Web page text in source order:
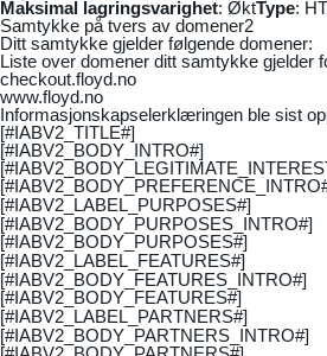
Maksimal lagringsvarighet: ØktType:
Samtykke på tvers av domener2
Ditt samtykke gjelder følgende domener:
Liste over domener ditt samtykke gjelder
checkout.floyd.no
www.floyd.no
Informasjonskapselerklæringen ble sist
[#IABV2_TITLE#]
[#IABV2_BODY_INTRO#]
[#IABV2_LABEL_PURPOSES#]
[#IABV2_BODY_PURPOSES_INTRO#]
[#IABV2_BODY_PURPOSES#]
[#IABV2_LABEL_FEATURES#]
[#IABV2_BODY_FEATURES_INTRO#]
[#IABV2_BODY_FEATURES#]
[#IABV2_LABEL_PARTNERS#]
[#IABV2_BODY_PARTNERS_INTRO#]